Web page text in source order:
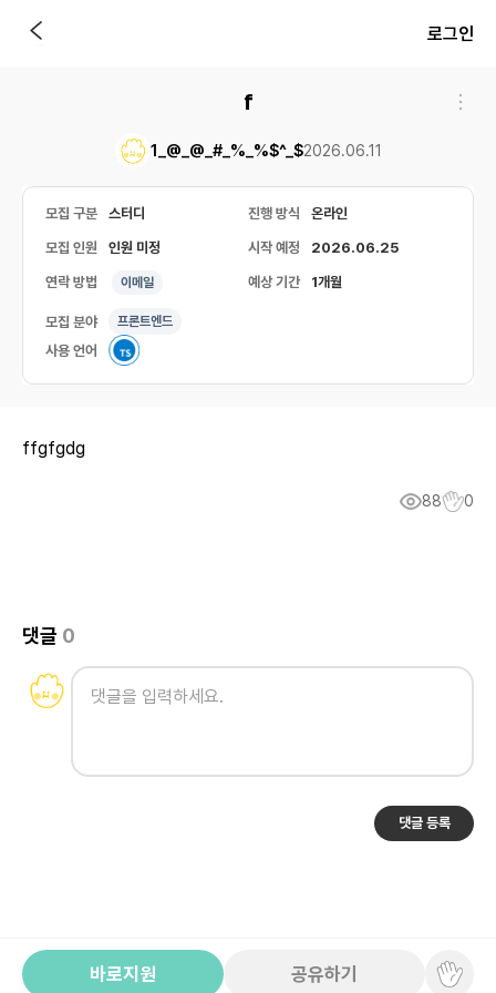
로그인
f
1_@_@_#_%_%$^_$2026.06.11
모집 구분 스터디 진행 방식 온라인
모집 인원 인원 미정 시작 예정 2026.06.25
연락 방법 이메일 예상 기간 1개월
모집 분야 프론트엔드
사용 언어
ffgfgdg
88 0
댓글 0
댓글 등록
바로지원 공유하기